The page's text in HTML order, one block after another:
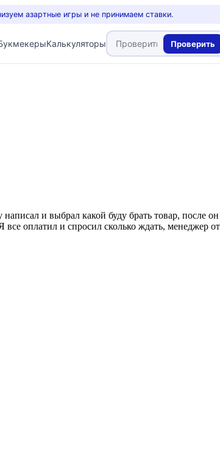
азартные игры и не принимаем ставки.
Калькуляторы Проверить
и выбрал какой буду брать товар, после
все оплатил и спросил сколько ждать, менеджер